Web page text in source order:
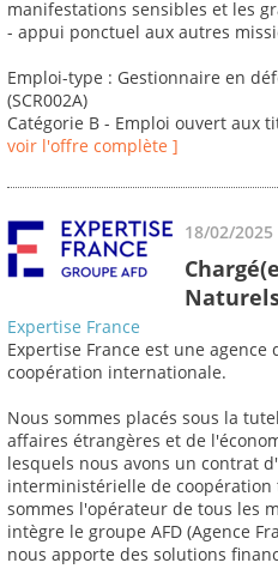
manifestations sensibles et les
- appui ponctuel aux autres
Emploi-type : Gestionnaire en
(SCR002A)
Catégorie B - Emploi ouvert aux
voir l'offre complète ]
18/02/2025
Expertise France
Expertise France est une
coopération internationale.
Nous sommes placés sous la
affaires étrangères et de
lesquels nous avons un contrat
interministérielle de
sommes l'opérateur de tous les
intègre le groupe AFD (Agence
nous apporte des solutions